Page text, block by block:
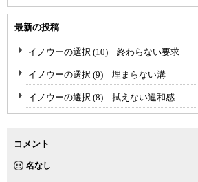
最新の投稿
イノウーの選択 (10) 終わらない要求
イノウーの選択 (9) 埋まらない溝
イノウーの選択 (8) 拭えない違和感
コメント
名なし